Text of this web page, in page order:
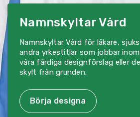
Namnskyltar Vård
Namnskyltar Vård för läkare,
andra yrkestitlar som jobbar
våra färdiga designförslag eller
skylt från grunden.
Börja designa